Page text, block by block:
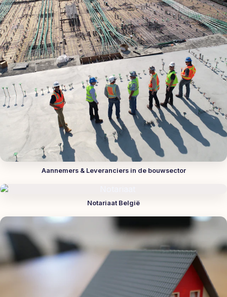
Aannemers & Leveranciers in de bouwsector
Notariaat België